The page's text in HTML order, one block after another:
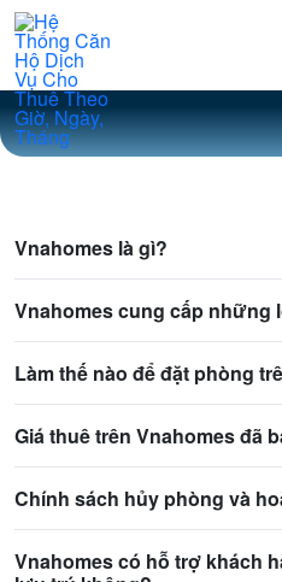
Vnahomes là gì?
Vnahomes cung cấp những
Làm thế nào để đặt phòng
Giá thuê trên Vnahomes đã
Chính sách hủy phòng và
Vnahomes có hỗ trợ khách